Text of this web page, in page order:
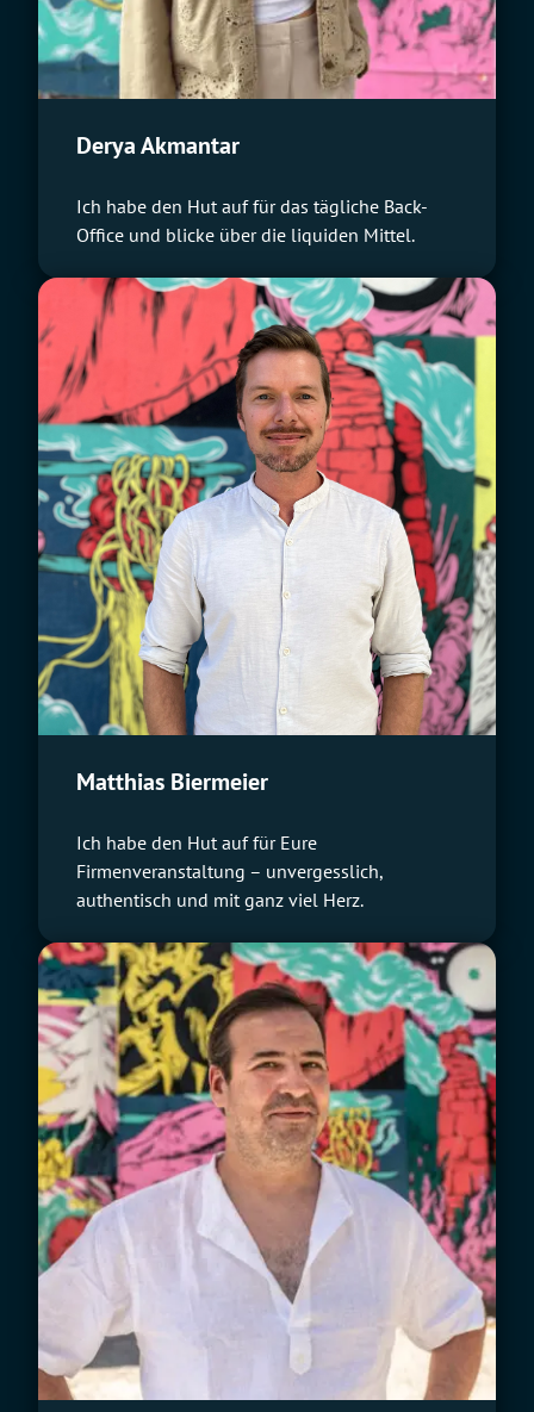
Derya Akmantar
Ich habe den Hut auf für das tägliche Back-
Office und blicke über die liquiden Mittel.
Matthias Biermeier
Ich habe den Hut auf für Eure
Firmenveranstaltung – unvergesslich,
authentisch und mit ganz viel Herz.